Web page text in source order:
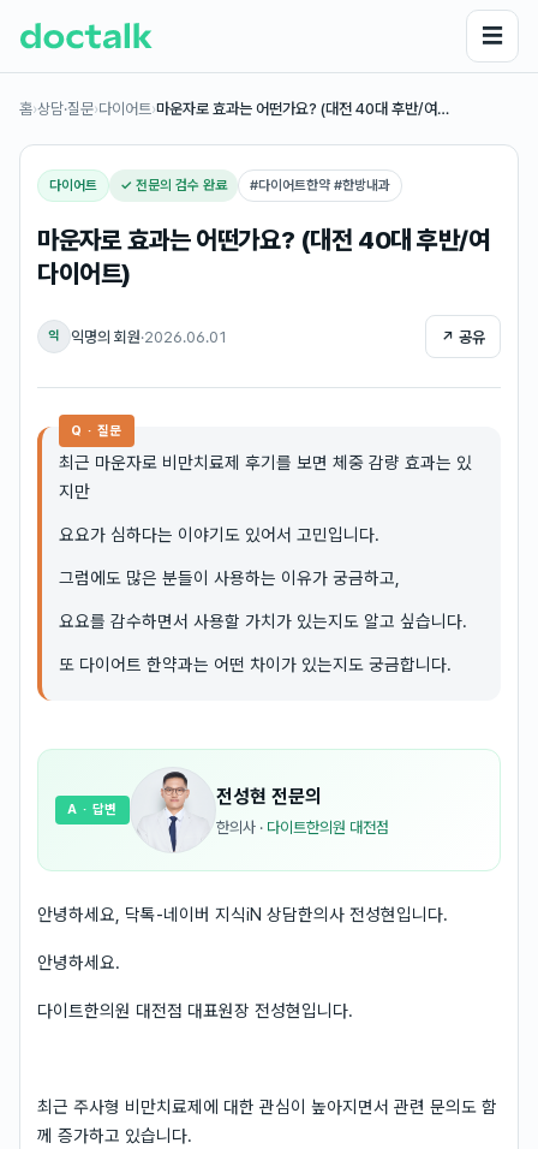
☰
홈›상담·질문›다이어트›마운자로 효과는 어떤가요? (대전 40대 후반/여…
다이어트 ✓ 전문의 검수 완료 #다이어트한약 #한방내과
마운자로 효과는 어떤가요? (대전 40대 후반/여
다이어트)
익 익명의 회원·2026.06.01 ↗ 공유
Q · 질문
최근 마운자로 비만치료제 후기를 보면 체중 감량 효과는 있
지만
요요가 심하다는 이야기도 있어서 고민입니다.
그럼에도 많은 분들이 사용하는 이유가 궁금하고,
요요를 감수하면서 사용할 가치가 있는지도 알고 싶습니다.
또 다이어트 한약과는 어떤 차이가 있는지도 궁금합니다.
전성현 전문의
한의사 · 다이트한의원 대전점
A · 답변
안녕하세요, 닥톡-네이버 지식iN 상담한의사 전성현입니다.
안녕하세요.
다이트한의원 대전점 대표원장 전성현입니다.
최근 주사형 비만치료제에 대한 관심이 높아지면서 관련 문의도 함
께 증가하고 있습니다.